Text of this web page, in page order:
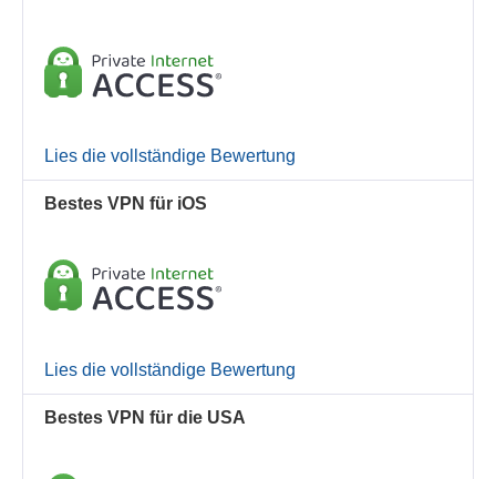
Lies die vollständige Bewertung
Bestes VPN für iOS
Lies die vollständige Bewertung
Bestes VPN für die USA